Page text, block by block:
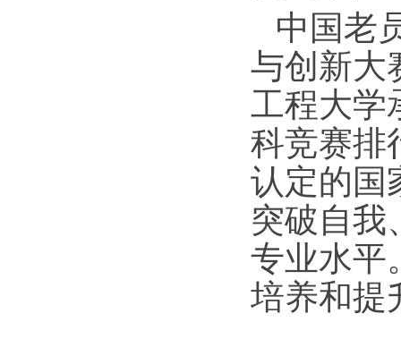
中国老
与创新大
工程大学
科竞赛排
认定的国
突破自我
专业水平
培养和提